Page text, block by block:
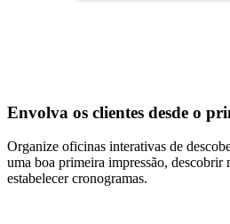
Envolva os clientes desde o
Organize oficinas interativas de
uma boa primeira impressão, descobrir
estabelecer cronogramas.